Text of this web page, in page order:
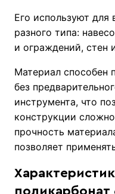
Его используют для
разного типа:
и ограждений, стен
Материал способен
без
инструмента, что
конструкции
прочность
позволяет
поликарбонат